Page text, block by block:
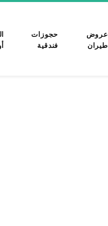
عروض
طيران
حجوزات
فندقية